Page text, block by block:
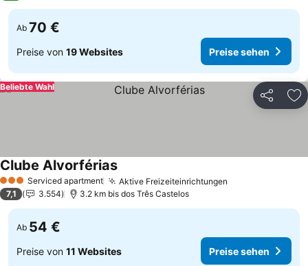
Ab 70 €
Preise von 19 Websites Preise sehen
Teilen
Beliebte Wahl
3 SterneServiced apartment Aktive Freizeiteinrichtungen
Clube AlvorfériasPreise sehen
7,1 3.554 3.2 km bis dos Três Castelos
Ab 54 €
Preise von 11 Websites Preise sehen